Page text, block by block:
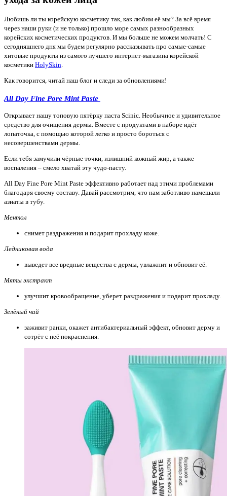
Любишь ли ты корейскую косметику так, как любим её мы? За всё время
через наши руки (и не только) прошло море самых разнообразных
корейских косметических продуктов. И мы больше не можем молчать! С
сегодняшнего дня мы будем регулярно рассказывать про самые-самые
хитовые продукты из самого лучшего интернет-магазина корейской
косметики HolySkin
Как говорится, читай наш блог и следи за обновлениями!
All Day Fine Pore Mint Paste
Открывает нашу топовую пятёрку паста Scinic. Необычное и удивительное
средство для очищения дермы. Вместе с продуктами в наборе идёт
лопаточка, с помощью которой легко и просто бороться с
несовершенствами дермы.
Если тебя замучили чёрные точки, излишний кожный жир, а также
воспаления – смело хватай эту чудо-пасту.
All Day Fine Pore Mint Paste эффективно работает над этими проблемами
благодаря своему составу. Давай рассмотрим, что нам заботливо намешали
азиаты в тубу.
Ментол
снимет раздражения и подарит прохладу коже.
Ледниковая вода
выведет все вредные вещества с дермы, увлажнит и обновит её.
Мяты экстракт
улучшит кровообращение, уберет раздражения и подарит прохладу.
Зелёный чай
заживит ранки, окажет антибактериальный эффект, обновит дерму и
сотрёт с неё покраснения.